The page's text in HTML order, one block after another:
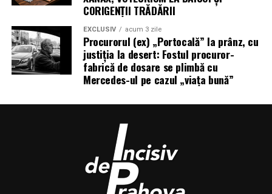
CORIGENȚII TRĂDĂRII
EXCLUSIV acum 3 zile
Procurorul (ex) „Portocală” la prânz, cu
justiția la desert: Fostul procuror-
fabrică de dosare se plimbă cu
Mercedes-ul pe cazul „viața bună”